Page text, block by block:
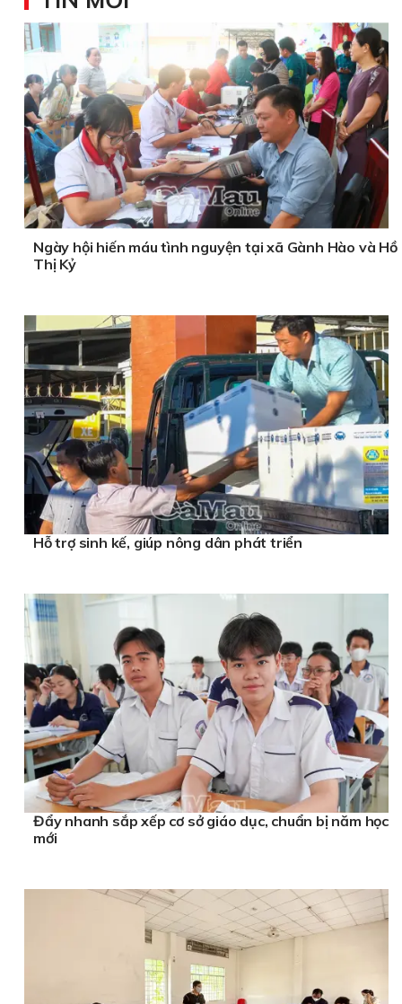
Ngày hội hiến máu tình nguyện tại xã Gành Hào và Hồ
Thị Kỷ
Hỗ trợ sinh kế, giúp nông dân phát triển
Đẩy nhanh sắp xếp cơ sở giáo dục, chuẩn bị năm học
mới